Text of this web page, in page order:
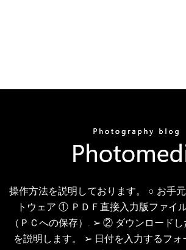
操作方法を説明しております。 ○ お手
トウェア ① ＰＤＦ直接入力版ファイ
（ＰＣへの保存）. ➢ ② ダウンロード
を説明します。 ➢ 日付を入力するフォ